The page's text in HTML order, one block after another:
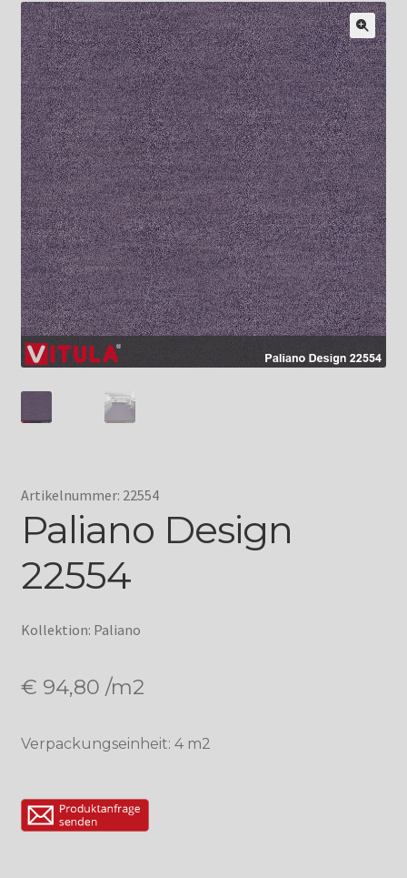
Artikelnummer: 22554
Paliano Design
22554
Kollektion: Paliano
€ 94,80 /m2
Verpackungseinheit: 4 m2